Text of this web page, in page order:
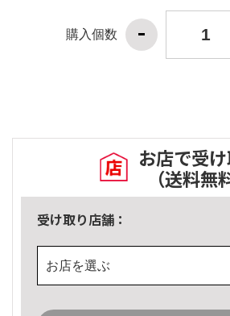
購入個数
お店で受
（送料無
受け取り店舗：
お店を選ぶ